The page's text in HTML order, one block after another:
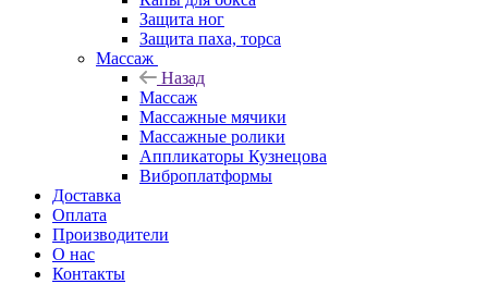
Защита ног
Защита паха, торса
Массаж
Назад
Массаж
Массажные мячики
Массажные ролики
Аппликаторы Кузнецова
Виброплатформы
Доставка
Оплата
Производители
О нас
Контакты